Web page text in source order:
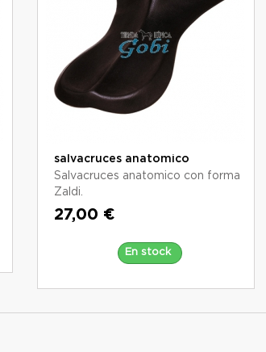
salvacruces anatomico
Salvacruces anatomico con forma
Zaldi.
27,00 €
En stock